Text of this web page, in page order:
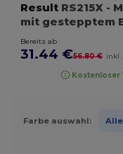
Result RS215X -
mit gestepptem
Bereits ab
31.44 €56.80 € inkl.
Kostenloser
Farbe auswahl: